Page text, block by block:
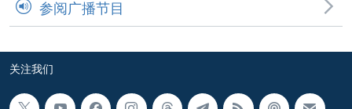
关注西藏
GEN Z 看美国
参阅广播节目
关注我们